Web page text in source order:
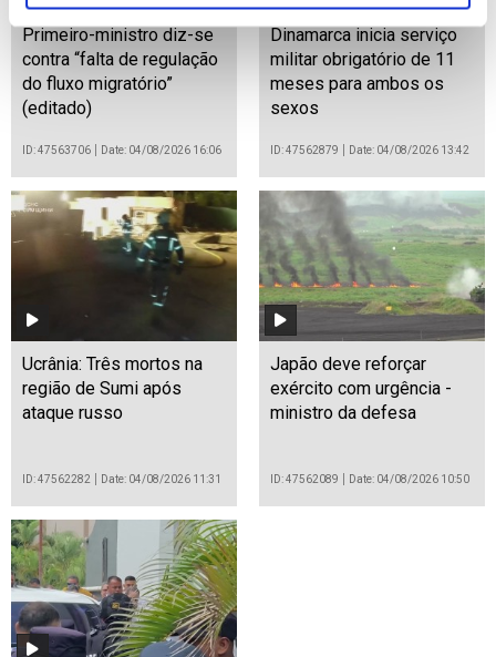
Primeiro-ministro diz-se
contra “falta de regulação
do fluxo migratório”
(editado)
ID: 47563706 Date: 04/08/2026 16:06
Dinamarca inicia serviço
militar obrigatório de 11
meses para ambos os
sexos
ID: 47562879 Date: 04/08/2026 13:42
Ucrânia: Três mortos na
região de Sumi após
ataque russo
ID: 47562282 Date: 04/08/2026 11:31
Japão deve reforçar
exército com urgência -
ministro da defesa
ID: 47562089 Date: 04/08/2026 10:50